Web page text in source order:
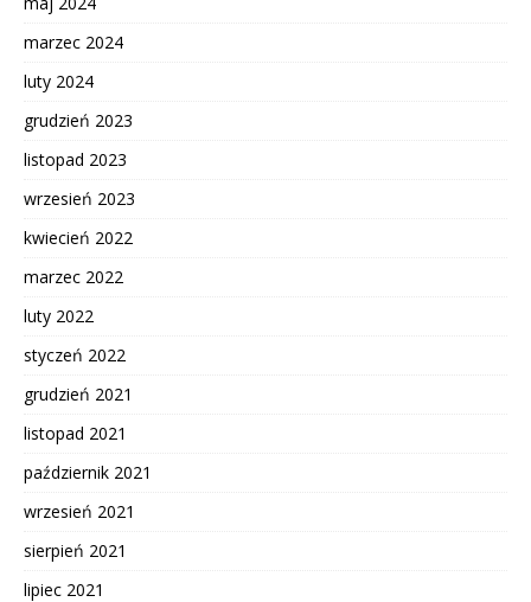
marzec 2024
luty 2024
grudzień 2023
listopad 2023
wrzesień 2023
kwiecień 2022
marzec 2022
luty 2022
styczeń 2022
grudzień 2021
listopad 2021
październik 2021
wrzesień 2021
sierpień 2021
lipiec 2021